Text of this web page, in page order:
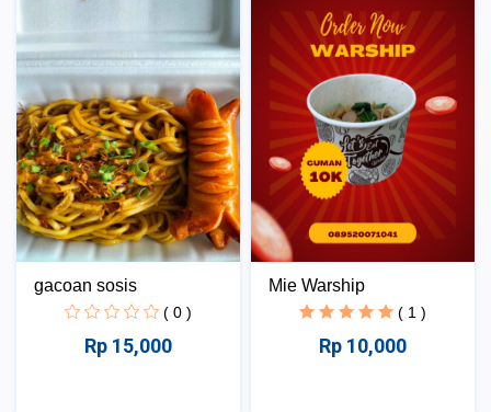
gacoan sosis
( 0 )
Rp 15,000
Mie Warship
( 1 )
Rp 10,000